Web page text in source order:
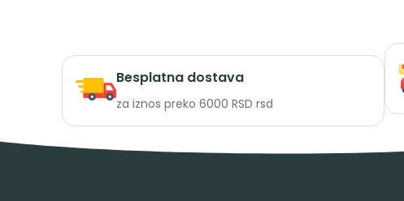
Besplatna dostava
za iznos preko 6000 RSD rsd